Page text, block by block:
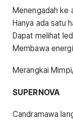
Menengadah ke
Hanya ada satu
Dapat melihat
Membawa
Merangkai Mimpi/
SUPERNOVA
Candramawa